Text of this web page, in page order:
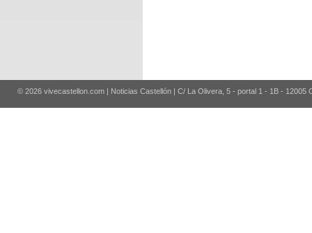
© 2026 vivecastellon.com | Noticias Castellón | C/ La Olivera, 5 - portal 1 - 1B - 12005